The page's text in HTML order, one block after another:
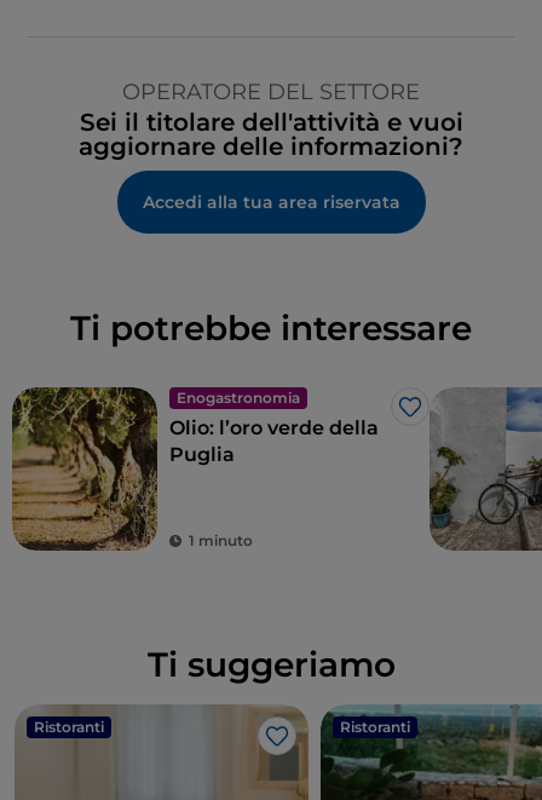
OPERATORE DEL SETTORE
Sei il titolare dell'attività e vuoi
aggiornare delle informazioni?
Accedi alla tua area riservata
Ti potrebbe interessare
Enogastronomia
Like
Olio: l’oro verde della
Puglia
1 minuto
Ti suggeriamo
Ristoranti
Like
Ristoranti